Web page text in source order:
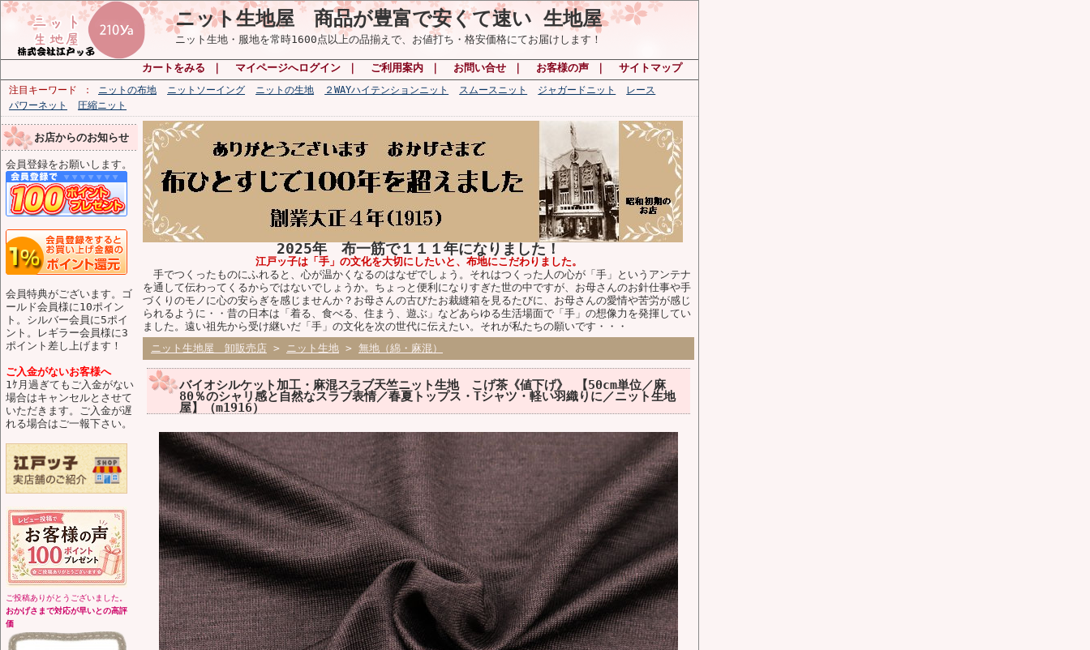
ニット生地屋 商品が豊富で安くて速い 生地屋
ニット生地・服地を常時1600点以上の品揃えで、お値打ち・格安価格にてお届けします！
カートをみる マイページへログイン ご利用案内 お問い合せ お客様の声 サイトマップ
注目キーワード ニットの布地 ニットソーイング ニットの生地 ２WAYハイテンションニット スムースニット ジャガードニット
レース
パワーネット
圧縮ニット
お店からのお知らせ
会員登録をお願いします。
会員特典がございます。ゴ
ールド会員様に10ポイン
ト。シルバー会員に5ポイ
ント。レギラー会員様に3
ポイント差し上げます！
ご入金がないお客様へ
1ｹ月過ぎてもご入金がない
場合はキャンセルとさせて
いただきます。ご入金が遅
れる場合はご一報下さい。
ご投稿ありがとうございました。
おかげさまで対応が早いとの高評
価
2025年 布一筋で１１１年になりました！
江戸ッ子は「手」の文化を大切にしたいと、布地にこだわりました。
手でつくったものにふれると、心が温かくなるのはなぜでしょう。それはつくった人の心が「手」というアンテナ
を通して伝わってくるからではないでしょうか。ちょっと便利になりすぎた世の中ですが、お母さんのお針仕事や手
づくりのモノに心の安らぎを感じませんか？お母さんの古びたお裁縫箱を見るたびに、お母さんの愛情や苦労が感じ
られるように・・昔の日本は「着る、食べる、住まう、遊ぶ」などあらゆる生活場面で「手」の想像力を発揮してい
ました。遠い祖先から受け継いだ「手」の文化を次の世代に伝えたい。それが私たちの願いです・・・
ニット生地屋 卸販売店 > ニット生地 > 無地（綿・麻混）
バイオシルケット加工・麻混スラブ天竺ニット生地 こげ茶《値下げ》 【50cm単位／麻
80％のシャリ感と自然なスラブ表情／春夏トップス・Tシャツ・軽い羽織りに／ニット生地
屋】（m1916）